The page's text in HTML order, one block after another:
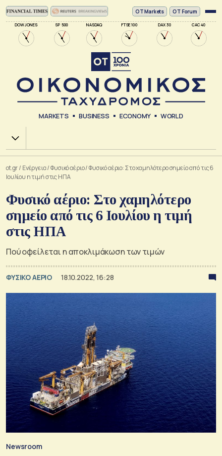
DOW JONES SP 500 NASDAQ FTSE 100 DAX 30 CAC 40
ΟΤ Markets OT Forum
MARKETS BUSINESS ECONOMY WORLD
Χ.Α.
ot.gr/ Ενέργεια/Φυσικό αέριο/Φυσικό αέριο: Στο χαμηλότερο σημείο από τις 6
Ιουλίου η τιμή στις ΗΠΑ
Φυσικό αέριο: Στο χαμηλότερο
σημείο από τις 6 Ιουλίου η τιμή
στις ΗΠΑ
Πού οφείλεται η αποκλιμάκωση των τιμών
ΦΥΣΙΚΟ ΑΕΡΙΟ 18.10.2022, 16:28
Newsroom